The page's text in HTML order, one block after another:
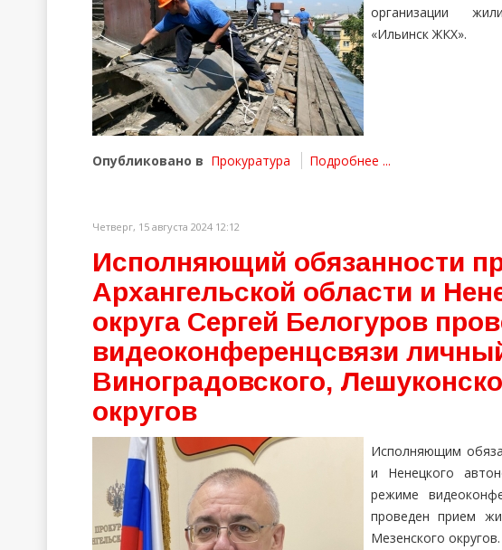
организации
«Ильинск ЖКХ».
Опубликовано в Прокуратура Подробнее ...
Четверг, 15 августа 2024 12:12
Исполняющий обязанности
Архангельской области и
округа Сергей Белогуров
видеоконференцсвязи
Виноградовского,
округов
Исполняющим
и Ненецкого
режиме
проведен прием
Мезенского округов.